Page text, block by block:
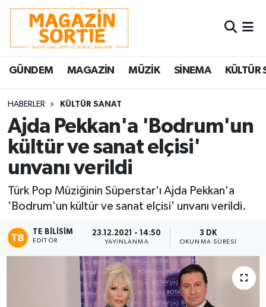
GÜNDEM MAGAZİN MÜZİK SİNEMA KÜLTÜR
HABERLER KÜLTÜR SANAT
Ajda Pekkan'a 'Bodrum'un
kültür ve sanat elçisi'
unvanı verildi
Türk Pop Müziğinin Süperstar'ı Ajda Pekkan'a
'Bodrum'un kültür ve sanat elçisi' unvanı verildi.
TE BILISIM
EDITÖR
23.12.2021 - 14:50
YAYINLANMA
3 DK
OKUNMA SÜRESI
Nöbetçi Eczaneler
Hava Durumu
Trafik Durumu
Süper Lig Puan Durumu ve Fikstür
Tüm Manşetler
Son Dakika Haberleri
Haber Arşivi